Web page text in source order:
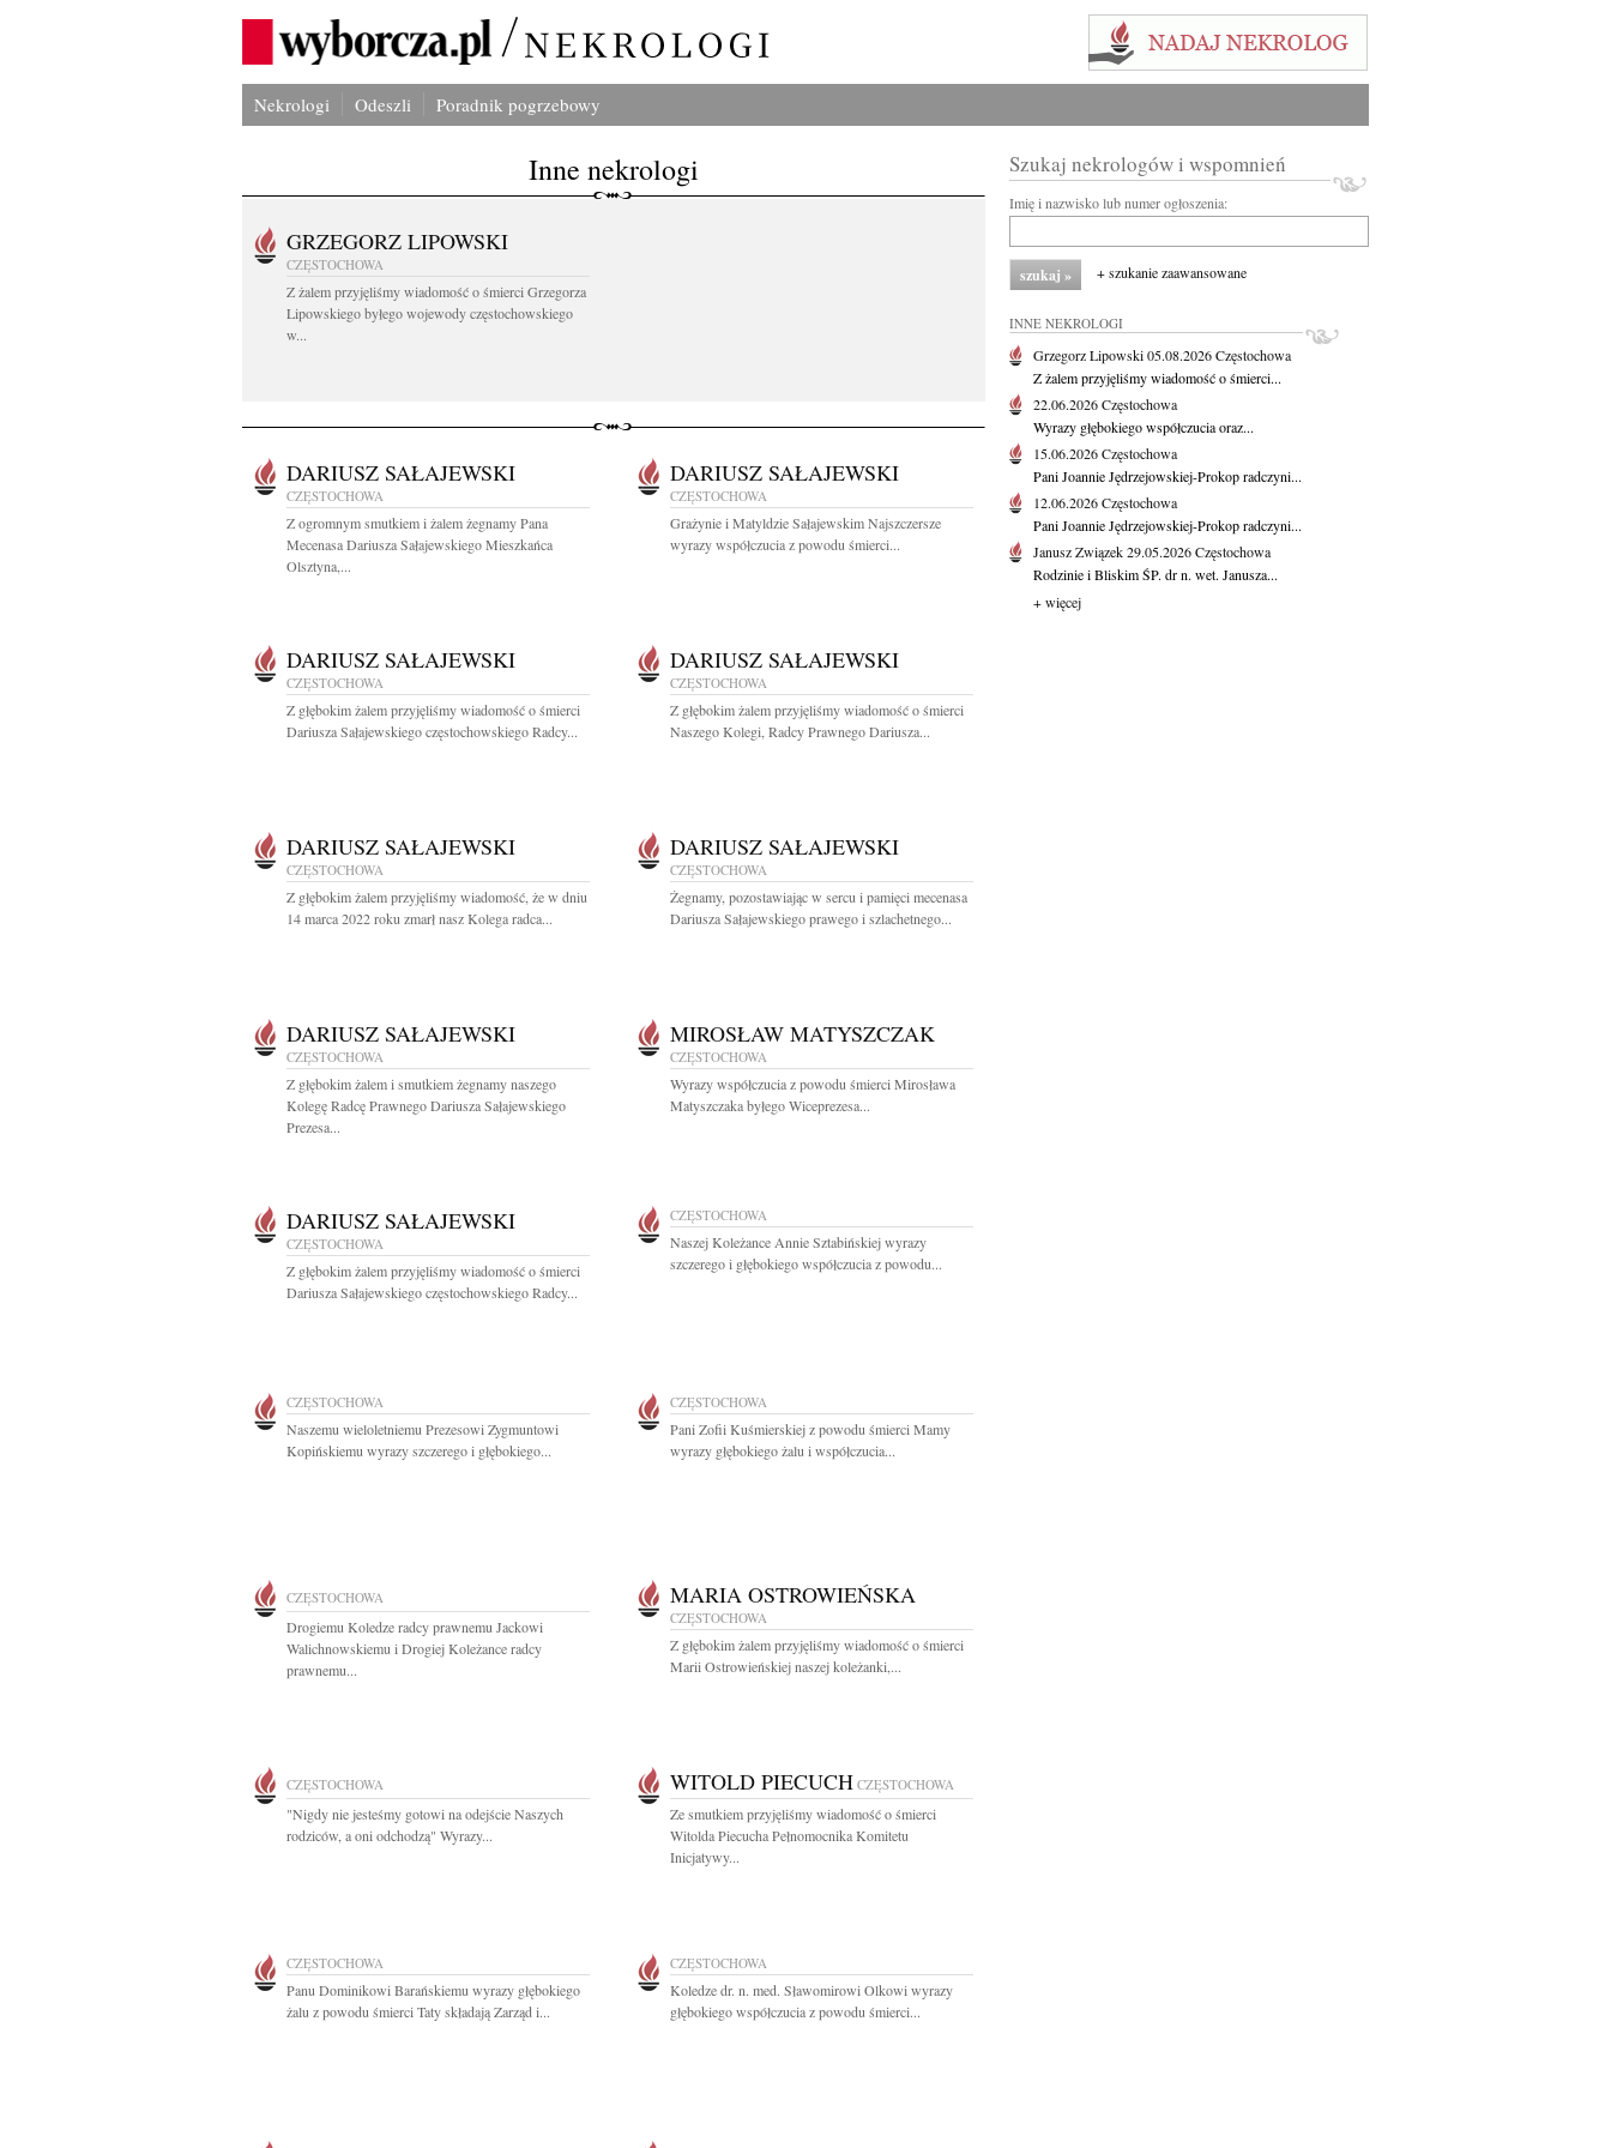
Nekrologi Odeszli Poradnik pogrzebowy
Inne nekrologi
GRZEGORZ LIPOWSKI
CZĘSTOCHOWA
Z żalem przyjęliśmy wiadomość o śmierci Grzegorza
Lipowskiego byłego wojewody częstochowskiego
w...
DARIUSZ SAŁAJEWSKI
CZĘSTOCHOWA
Z ogromnym smutkiem i żalem żegnamy Pana
Mecenasa Dariusza Sałajewskiego Mieszkańca
Olsztyna,...
DARIUSZ SAŁAJEWSKI
CZĘSTOCHOWA
Grażynie i Matyldzie Sałajewskim Najszczersze
wyrazy współczucia z powodu śmierci...
DARIUSZ SAŁAJEWSKI
CZĘSTOCHOWA
Z głębokim żalem przyjęliśmy wiadomość o śmierci
Dariusza Sałajewskiego częstochowskiego Radcy...
DARIUSZ SAŁAJEWSKI
CZĘSTOCHOWA
Z głębokim żalem przyjęliśmy wiadomość o śmierci
Naszego Kolegi, Radcy Prawnego Dariusza...
DARIUSZ SAŁAJEWSKI
CZĘSTOCHOWA
Z głębokim żalem przyjęliśmy wiadomość, że w dniu
14 marca 2022 roku zmarł nasz Kolega radca...
DARIUSZ SAŁAJEWSKI
CZĘSTOCHOWA
Żegnamy, pozostawiając w sercu i pamięci mecenasa
Dariusza Sałajewskiego prawego i szlachetnego...
DARIUSZ SAŁAJEWSKI
CZĘSTOCHOWA
Z głębokim żalem i smutkiem żegnamy naszego
Kolegę Radcę Prawnego Dariusza Sałajewskiego
Prezesa...
MIROSŁAW MATYSZCZAK
CZĘSTOCHOWA
Wyrazy współczucia z powodu śmierci Mirosława
Matyszczaka byłego Wiceprezesa...
DARIUSZ SAŁAJEWSKI
CZĘSTOCHOWA
Z głębokim żalem przyjęliśmy wiadomość o śmierci
Dariusza Sałajewskiego częstochowskiego Radcy...
CZĘSTOCHOWA
Naszej Koleżance Annie Sztabińskiej wyrazy
szczerego i głębokiego współczucia z powodu...
CZĘSTOCHOWA
Naszemu wieloletniemu Prezesowi Zygmuntowi
Kopińskiemu wyrazy szczerego i głębokiego...
CZĘSTOCHOWA
Pani Zofii Kuśmierskiej z powodu śmierci Mamy
wyrazy głębokiego żalu i współczucia...
CZĘSTOCHOWA
Drogiemu Koledze radcy prawnemu Jackowi
Walichnowskiemu i Drogiej Koleżance radcy
prawnemu...
MARIA OSTROWIEŃSKA
CZĘSTOCHOWA
Z głębokim żalem przyjęliśmy wiadomość o śmierci
Marii Ostrowieńskiej naszej koleżanki,...
CZĘSTOCHOWA
"Nigdy nie jesteśmy gotowi na odejście Naszych
rodziców, a oni odchodzą" Wyrazy...
WITOLD PIECUCH CZĘSTOCHOWA
Ze smutkiem przyjęliśmy wiadomość o śmierci
Witolda Piecucha Pełnomocnika Komitetu
Inicjatywy...
CZĘSTOCHOWA
Panu Dominikowi Barańskiemu wyrazy głębokiego
żalu z powodu śmierci Taty składają Zarząd i...
CZĘSTOCHOWA
Koledze dr. n. med. Sławomirowi Olkowi wyrazy
głębokiego współczucia z powodu śmierci...
Szukaj nekrologów i wspomnień
Imię i nazwisko lub numer ogłoszenia:
+ szukanie zaawansowane
INNE NEKROLOGI
Grzegorz Lipowski05.08.2026Częstochowa
Z żalem przyjęliśmy wiadomość o śmierci...
22.06.2026Częstochowa
Wyrazy głębokiego współczucia oraz...
15.06.2026Częstochowa
Pani Joannie Jędrzejowskiej-Prokop radczyni...
12.06.2026Częstochowa
Pani Joannie Jędrzejowskiej-Prokop radczyni...
Janusz Związek29.05.2026Częstochowa
Rodzinie i Bliskim ŚP. dr n. wet. Janusza...
+ więcej